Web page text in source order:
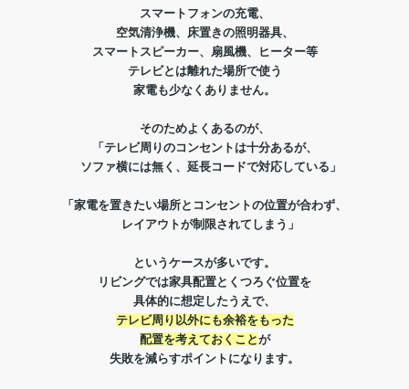
スマートフォンの充電、
空気清浄機、床置きの照明器具、
スマートスピーカー、扇風機、ヒーター等
テレビとは離れた場所で使う
家電も少なくありません。
そのためよくあるのが、
「テレビ周りのコンセントは十分あるが、
ソファ横には無く、延長コードで対応している」
「家電を置きたい場所とコンセントの位置が合わず、
レイアウトが制限されてしまう」
というケースが多いです。
リビングでは家具配置とくつろぐ位置を
具体的に想定したうえで、
テレビ周り以外にも余裕をもった
配置を考えておくことが
失敗を減らすポイントになります。